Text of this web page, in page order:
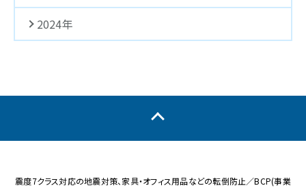
2024年
震度7クラス対応の地震対策、家具・オフィス用品などの転倒防止／BCP(事業